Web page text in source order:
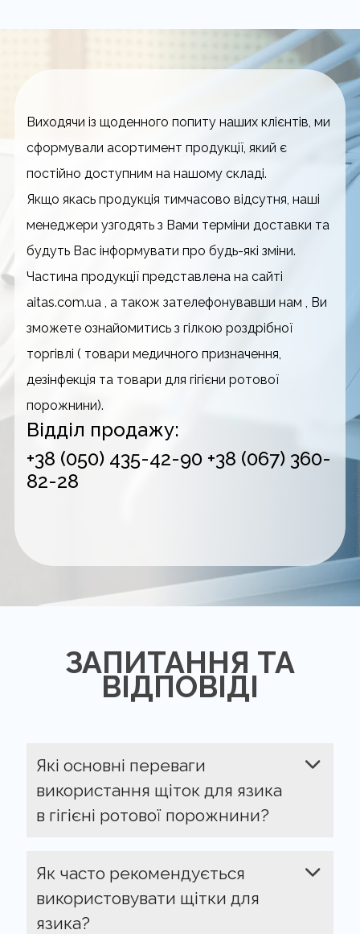
Виходячи із щоденного попиту наших клієнтів, ми
сформували асортимент продукції, який є
постійно доступним на нашому складі.
Якщо якась продукція тимчасово відсутня, наші
менеджери узгодять з Вами терміни доставки та
будуть Вас інформувати про будь-які зміни.
Частина продукції представлена на сайті
aitas.com.ua , а також зателефонувавши нам , Ви
зможете ознайомитись з гілкою роздрібної
торгівлі ( товари медичного призначення,
дезінфекція та товари для гігієни ротової
порожнини).
Відділ продажу:
+38 (050) 435-42-90 +38 (067) 360-
82-28
ЗАПИТАННЯ ТА
ВІДПОВІДІ
Які основні переваги
використання щіток для язика
в гігієні ротової порожнини?
Як часто рекомендується
використовувати щітки для
язика?